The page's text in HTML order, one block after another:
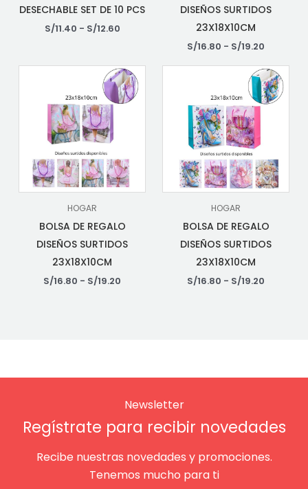
DESECHABLE SET DE 10 PCS
S/11.40 - S/12.60
DISEÑOS SURTIDOS
23X18X10CM
S/16.80 - S/19.20
HOGAR
BOLSA DE REGALO
DISEÑOS SURTIDOS
23X18X10CM
S/16.80 - S/19.20
HOGAR
BOLSA DE REGALO
DISEÑOS SURTIDOS
23X18X10CM
S/16.80 - S/19.20
Newsletter
Regístrate para recibir novedades
Recibe nuestras novedades y promociones.
Tenemos mucho para ti